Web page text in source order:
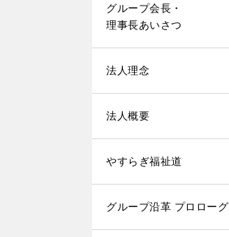
グループ会長・
理事長あいさつ
法人理念
法人概要
やすらぎ福祉道
グループ沿革 プロローグ